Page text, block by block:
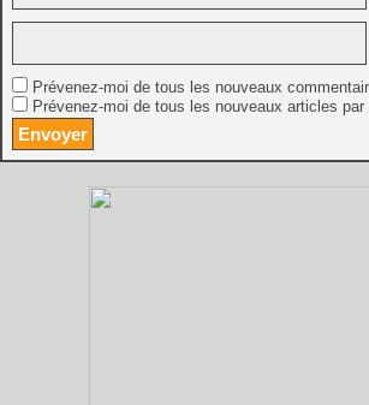
Prévenez-moi de tous les nouveaux
Prévenez-moi de tous les nouveaux articles par